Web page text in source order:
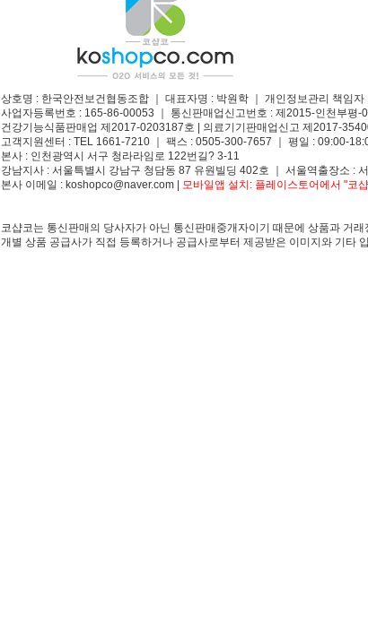
상호명 : 한국안전보건협동조합 ｜ 대표자명 : 박원학 ｜ 개인정보관리 책임자
사업자등록번호 : 165-86-00053 ｜ 통신판매업신고번호 : 제2015-인천부평-
건강기능식품판매업 제2017-0203187호 | 의료기기판매업신고 제2017-
고객지원센터 : TEL 1661-7210 ｜ 팩스 : 0505-300-7657 ｜ 평일 : 09:00-
본사 : 인천광역시 서구 청라라임로 122번길? 3-11
강남지사 : 서울특별시 강남구 청담동 87 유원빌딩 402호 ｜ 서울역출장소 :
본사 이메일 : koshopco@naver.com | 모바일앱 설치: 플레이스토어에서 "코
코샵코는 통신판매의 당사자가 아닌 통신판매중개자이기 때문에 상품과 거
개별 상품 공급사가 직접 등록하거나 공급사로부터 제공받은 이미지와 기타